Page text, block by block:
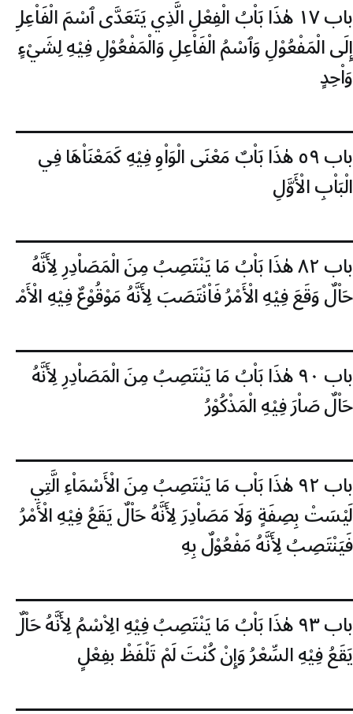
باب ١٧ هٰذَا بَاْبُ الْفِعْلِ الَّذِي يَتَعَدَّى ٱسْمَ الْفَاْعِلِ
إِلَى الْمَفْعُوْلِ وَٱسْمُ الْفَاْعِلِ وَالْمَفْعُوْلِ فِيْهِ لِشَيْءٍ
وَاْحِدٍ
باب ٥٩
هٰذَا بَاْبٌ مَعْنَى الْوَاْوِ فِيْهِ كَمَعْنَاْهَا فِي
الْبَاْبِ الْأَوَّلِ
باب ٨٢
هٰذَا بَاْبُ مَا يَنْتَصِبُ مِنَ الْمَصَاْدِرِ لِأَنَّهُ
حَاْلٌ وَقَعَ فِيْهِ الْأَمْرُ فَاْنْتَصَبَ لِأَنَّهُ مَوْقُوْعٌ فِيْهِ الْأَمْرُ
باب ٩٠
هٰذَا بَاْبُ مَا يَنْتَصِبُ مِنَ الْمَصَاْدِرِ لِأَنَّهُ
حَاْلٌ صَاْرَ فِيْهِ الْمَذْكُوْرُ
باب ٩٢
هٰذَا بَاْب مَا يَنْتَصِبُ مِنَ الْأَسْمَاْءِ الَّتِي
لَيْسَتْ بِصِفَةٍ وَلَا مَصَاْدِرَ لِأَنَّهُ حَاْلٌ يَقَعُ فِيْهِ الْأَمْرُ
فَيَنْتَصِبُ لِأَنَّهُ مَفْعُوْلٌ بِهِ
باب ٩٣
هٰذَا بَاْبُ مَا يَنْتَصِبُ فِيْهِ الِاْسْمُ لِأَنَّهُ حَاْلٌ
يَقَعُ فِيْهِ السِّعْرُ وَإِنْ كُنْتَ لَمْ تَلْفَظْ بفِعْلٍ